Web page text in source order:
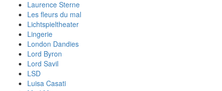
Laurence Sterne
Les fleurs du mal
Lichtspieltheater
Lingerie
London Dandies
Lord Byron
Lord Savil
LSD
Luisa Casati